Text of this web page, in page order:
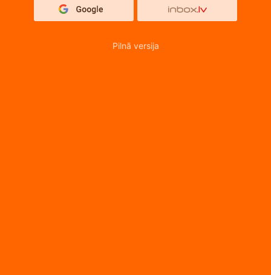
Pilnā versija